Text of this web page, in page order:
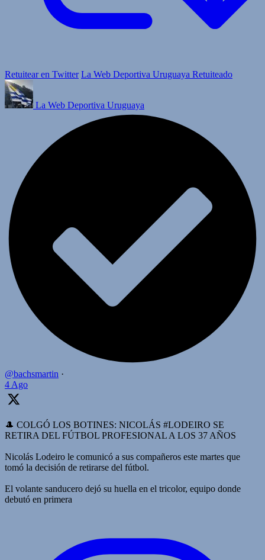
Retuitear en Twitter La Web Deportiva Uruguaya Retuiteado
La Web Deportiva Uruguaya
@bachsmartin ·
4 Ago
🎩 COLGÓ LOS BOTINES: NICOLÁS #LODEIRO SE
RETIRA DEL FÚTBOL PROFESIONAL A LOS 37 AÑOS
Nicolás Lodeiro le comunicó a sus compañeros este martes que
tomó la decisión de retirarse del fútbol.
El volante sanducero dejó su huella en el tricolor, equipo donde
debutó en primera